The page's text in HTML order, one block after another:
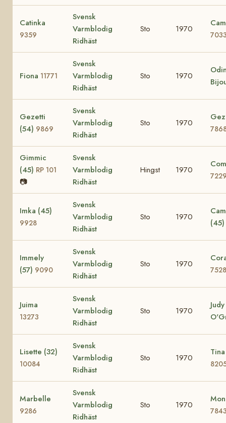
Catinka
9359
Svensk
Varmblodig
Ridhäst
Sto 1970
Fiona 11771
Svensk
Varmblodig
Ridhäst
Sto 1970
Gezetti
(54) 9869
Svensk
Varmblodig
Ridhäst
Sto 1970
Gimmic
(45) RP 101
📷
Svensk
Varmblodig
Ridhäst
Hingst 1970
Imka (45)
9928
Svensk
Varmblodig
Ridhäst
Sto 1970
(45)
Immely
(57) 9090
Svensk
Varmblodig
Ridhäst
Sto 1970
7528
Juima
13273
Svensk
Varmblodig
Ridhäst
Sto 1970
Judy
Lisette (32)
10084
Svensk
Varmblodig
Ridhäst
Sto 1970
Marbelle
9286
Svensk
Varmblodig
Ridhäst
Sto 1970